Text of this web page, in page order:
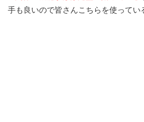
手も良いので皆さんこちらを使ってい